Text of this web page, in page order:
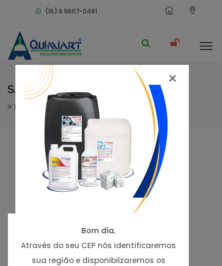
(16) 9 9607-0481
SANITGEL FIX
Desinfetantes - Sanitizantes Desinfetantes
×
Bom dia,
Através do seu CEP nós identificaremos
sua região e disponibilzaremos os